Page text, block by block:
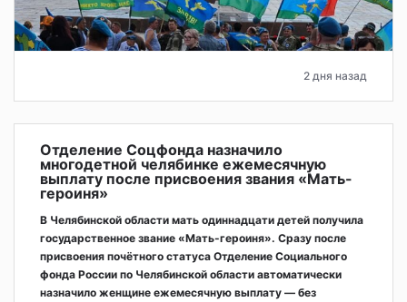
2 дня назад
Отделение Соцфонда назначило
многодетной челябинке ежемесячную
выплату после присвоения звания «Мать-
героиня»
В Челябинской области мать одиннадцати детей получила
государственное звание «Мать-героиня». Сразу после
присвоения почётного статуса Отделение Социального
фонда России по Челябинской области автоматически
назначило женщине ежемесячную выплату — без